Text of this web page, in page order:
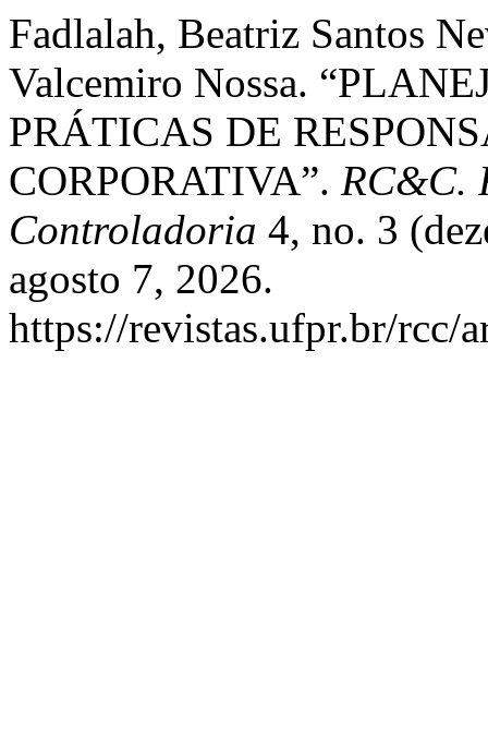
Fadlalah, Beatriz Santos
Valcemiro Nossa.
PRÁTICAS DE
CORPORATIVA”. RC&C.
Controladoria 4, no. 3
agosto 7, 2026.
https://revistas.ufpr.br/rcc/